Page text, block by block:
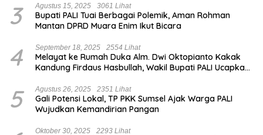
3 Agustus 15, 2025 3061 Lihat
Bupati PALI Tuai Berbagai Polemik, Aman Rohman
Mantan DPRD Muara Enim Ikut Bicara
4 September 18, 2025 2554 Lihat
Melayat ke Rumah Duka Alm. Dwi Oktopianto Kakak
Kandung Firdaus Hasbullah, Wakil Bupati PALI Ucapkan
5 Agustus 26, 2025 2351 Lihat
Gali Potensi Lokal, TP PKK Sumsel Ajak Warga PALI
Wujudkan Kemandirian Pangan
Oktober 30, 2025 2293 Lihat